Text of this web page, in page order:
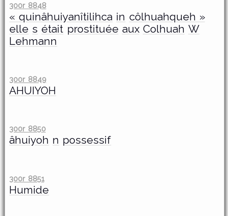
300r 8848
« quinâhuiyanîtilihca in côlhuahqueh »
elle s était prostituée aux Colhuah W
Lehmann
300r 8849
AHUIYOH
300r 8850
âhuiyoh n possessif
300r 8851
Humide